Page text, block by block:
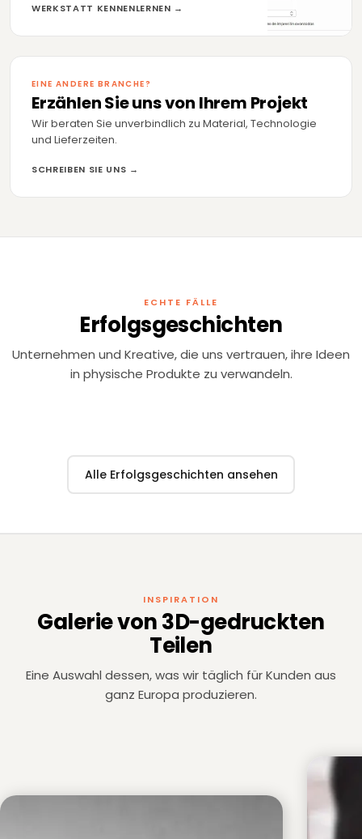
WERKSTATT KENNENLERNEN →
EINE ANDERE BRANCHE?
Erzählen Sie uns von Ihrem Projekt
Wir beraten Sie unverbindlich zu Material, Technologie
und Lieferzeiten.
SCHREIBEN SIE UNS →
ECHTE FÄLLE
Erfolgsgeschichten
Unternehmen und Kreative, die uns vertrauen, ihre Ideen
in physische Produkte zu verwandeln.
FERNSEHEN
Zeppelin TV
Bühnenbild-Teile für Live-TV, in weniger als
1 Woche.
Lladró
Design und
für New York.
Alle Erfolgsgeschichten ansehen
INSPIRATION
Galerie von 3D-gedruckten
Teilen
Eine Auswahl dessen, was wir täglich für Kunden aus
ganz Europa produzieren.